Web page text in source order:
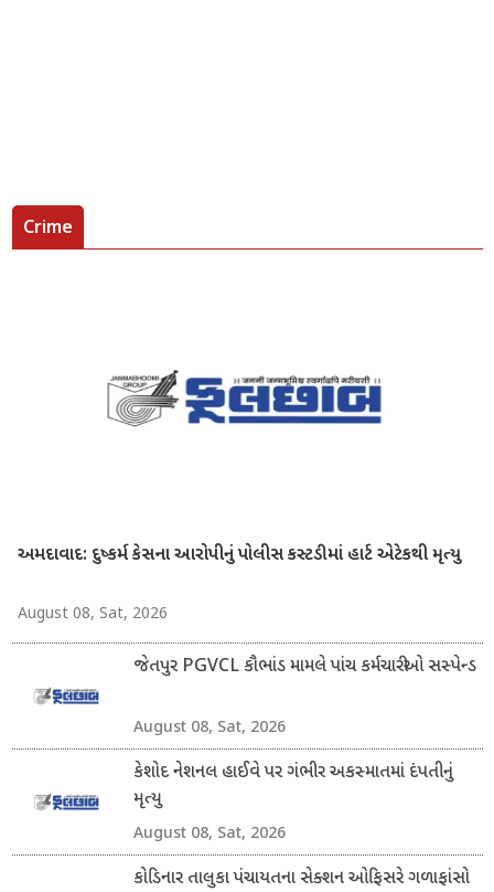
Crime
અમદાવાદ: દુષ્કર્મ કેસના આરોપીનું પોલીસ કસ્ટડીમાં હાર્ટ એટેકથી મૃત્યુ
August 08, Sat, 2026
જેતપુર PGVCL કૌભાંડ મામલે પાંચ કર્મચારીઓ સસ્પેન્ડ
August 08, Sat, 2026
કેશોદ નેશનલ હાઈવે પર ગંભીર અકસ્માતમાં દંપતીનું
મૃત્યુ
August 08, Sat, 2026
કોડિનાર તાલુકા પંચાયતના સેક્શન ઓફિસરે ગળાફાંસો